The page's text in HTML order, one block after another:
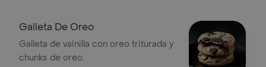
Galleta De Oreo
Galleta de vainilla con oreo triturada y
chunks de oreo.